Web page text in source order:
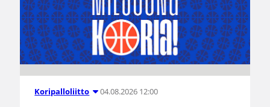
Koripalloliitto 04.08.2026 12:00